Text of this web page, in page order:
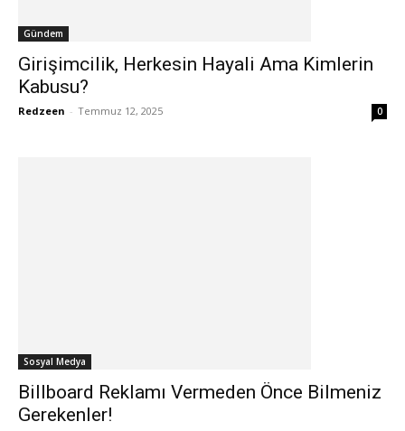
Gündem
Girişimcilik, Herkesin Hayali Ama Kimlerin
Kabusu?
Redzeen - Temmuz 12, 2025 0
Sosyal Medya
Billboard Reklamı Vermeden Önce Bilmeniz
Gerekenler!